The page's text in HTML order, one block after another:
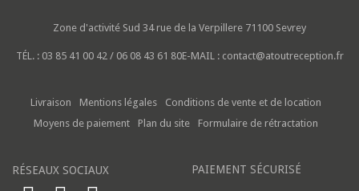
Zone d'activité Sud 34 rue de la Verpillere 71100 Sevrey
TÉL. : 03 85 41 00 42 / 06 08 43 61 80E-MAIL : contact@atoutreception.fr
Livraison Mentions légales
Conditions de vente et de location
Moyens de paiement
Plan du site Formulaire de rétractation
RÉSEAUX SOCIAUX PAIEMENT SÉCURISÉ